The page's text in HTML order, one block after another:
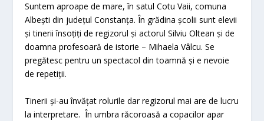
Suntem aproape de mare, în satul Cotu Vaii, comuna
Albești din județul Constanța. În grădina școlii sunt elevii
și tinerii însoțiți de regizorul și actorul Silviu Oltean și de
doamna profesoară de istorie – Mihaela Vâlcu. Se
pregătesc pentru un spectacol din toamnă și e nevoie
de repetiții.
Tinerii și-au învățat rolurile dar regizorul mai are de lucru
la interpretare. În umbra răcoroasă a copacilor apar